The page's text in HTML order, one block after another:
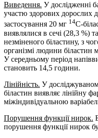
Виведення. У дослідженні
участю здорових дорослих
застосування 20 мг 14C-
виявлялися в сечі (28,3 %)
незміненого біластину, з
організмі людини біластин
У середньому період
становить 14,5 години.
Лінійність. У
біластин виявляє лінійну
міжіндивідуальною
Порушення функції нирок.
порушення функції нирок